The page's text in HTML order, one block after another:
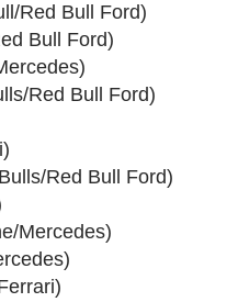
Red Bull Ford)
Bull Ford)
Red Bull Ford)
Red Bull Ford)
Mercedes)